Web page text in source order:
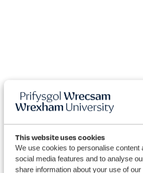
This website uses cookies
We use cookies to personalise content
social media features and to analyse
share information about your use of